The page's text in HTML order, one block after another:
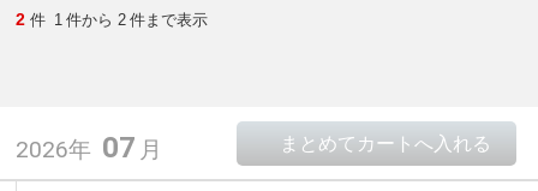
2 件 1 件から 2 件まで表示
2026年 07 月